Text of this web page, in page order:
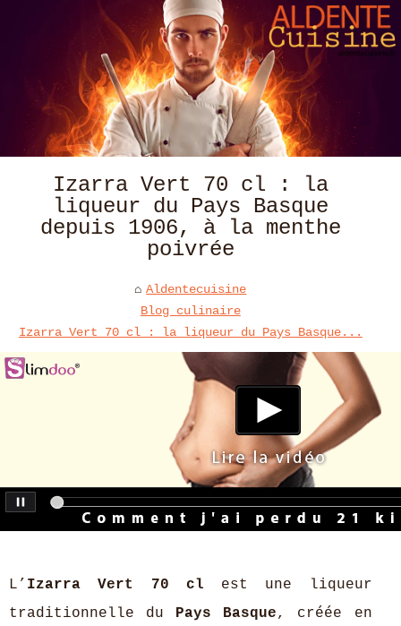
Izarra Vert 70 cl : la
liqueur du Pays Basque
depuis 1906, à la menthe
poivrée
Aldentecuisine
Blog culinaire
Izarra Vert 70 cl : la liqueur du Pays Basque...
L’ Izarra Vert 70 cl est une liqueur
traditionnelle du Pays Basque, créée en